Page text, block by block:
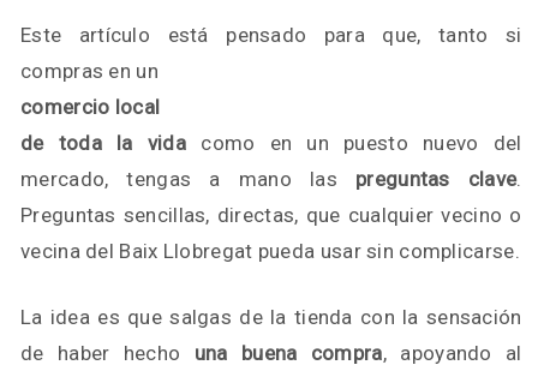
Este artículo está pensado para que, tanto si
compras en un
comercio local
de toda la vida como en un puesto nuevo del
mercado, tengas a mano las preguntas clave.
Preguntas sencillas, directas, que cualquier vecino o
vecina del Baix Llobregat pueda usar sin complicarse.
La idea es que salgas de la tienda con la sensación
de haber hecho una buena compra, apoyando al